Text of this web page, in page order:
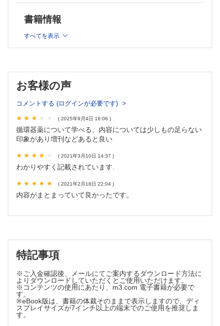
トコルを応用して【松本 敬】
実践！ 画像診断Q&A―このサインを見落とすな
腹部膨満と腹痛を訴える50歳代女性【山内哲司】
なるほどわかった！ 日常診療のズバリ基本講座
研修医が知っておきたい！ 皮膚閉鎖の手技のコツ〜結紮真皮
縫合法【野間淳之，伊東大輔，宇山志朗】
第48回 アルブミンとプレアルブミンの違いは？【常川勝彦】
最終回 症例から深めるBasic Lab（基本検査所見）
第12回 神経性食思不振症で入院中に全身管理目的に紹介とな
った女性の一例（その2）【會田哲朗】
よく使う日常治療薬の正しい使い方
それゆけ！ エコー・レジデント！ 日常診療でのエコーの使い
どころ
最終回 栄養剤からアプローチ 栄養管理のきほん
第78回 マウスウォッシュでアルコール中毒！？【中尾篤典】
れた医学書の索引を、市原が勝手に作り直して遊びます。
第5回 腹痛の「なぜ？」で勝手に索引！【市原 真】
Step Beyond Resident
第207回 高齢者の転倒 Part1 〜なんで転んだの？〜【林 寛
書籍情報
すべてを表示
お客様の声
コメントする (ログインが必要です)
( 2025年9月4日 16:06 )
循環器薬について学べる、内容については少しもの足らない
印象があり増刊などあると良い
( 2021年3月10日 14:37 )
わかりやすく記載されています.
( 2021年2月18日 22:04 )
内容がまとまっていて良かったです。
特記事項
※ご入金確認後、メールにてご案内するダウンロード方法に
よりダウンロードしていただくとご使用いただけます。
※コンテンツの使用にあたり、m3.com 電子書籍が必要で
す。
※eBook版は、書籍の体裁そのままで表示しますので、ディ
スプレイサイズが7インチ以上の端末でのご使用を推奨しま
す。